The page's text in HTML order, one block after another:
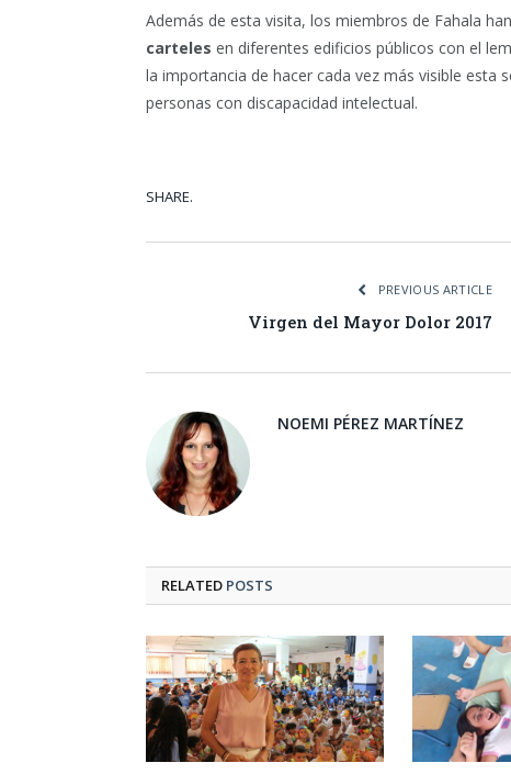
Además de esta visita, los miembros de Fahala
carteles en diferentes edificios públicos con el
la importancia de hacer cada vez más visible esta
personas con discapacidad intelectual.
SHARE.
PREVIOUS ARTICLE
Virgen del Mayor Dolor 2017
NOEMI PÉREZ MARTÍNEZ
RELATED POSTS